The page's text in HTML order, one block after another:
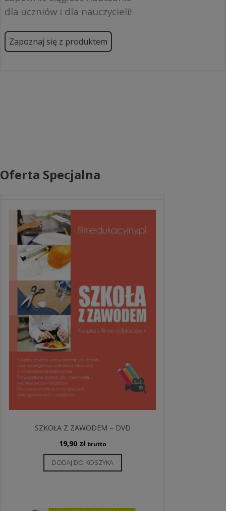
dla uczniów i dla nauczycieli!
Zapoznaj się z produktem
Oferta Specjalna
SZKOŁA Z ZAWODEM – DVD
19,90 zł brutto
DODAJ DO KOSZYKA